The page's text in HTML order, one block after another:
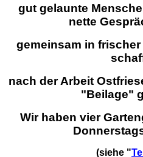
gut gelaunte
nette
gemeinsam in
nach der Arbeit
"Beilage"
Wir haben vier
(siehe "